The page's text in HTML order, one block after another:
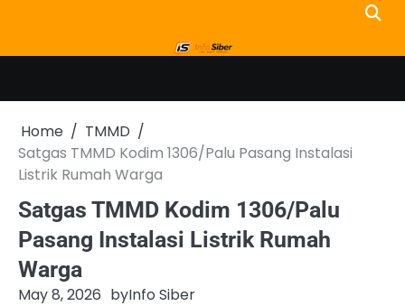
content
Home
TMMD
Satgas TMMD Kodim 1306/Palu Pasang Instalasi
Listrik Rumah Warga
Satgas TMMD Kodim 1306/Palu
Pasang Instalasi Listrik Rumah
Warga
May 8, 2026 byInfo Siber